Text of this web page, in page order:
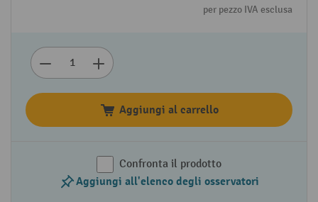
per pezzo IVA esclusa
Aggiungi al carrello
Confronta il prodotto
Aggiungi all'elenco degli osservatori